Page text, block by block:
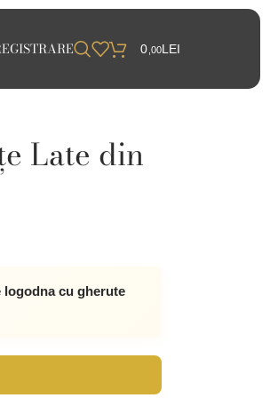
0 ,00LEI
Late din
logodna cu gherute